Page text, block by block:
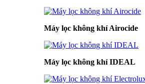
Máy lọc không khí Airocide
Máy lọc không khí IDEAL